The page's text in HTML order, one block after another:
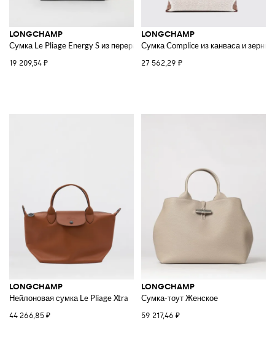
LONGCHAMP
Сумка Le Pliage Energy S из переработанного нейлона и кожи
19 209,54 ₽
LONGCHAMP
Сумка Complice из канваса и
27 562,29 ₽
LONGCHAMP
Нейлоновая сумка Le Pliage Xtra
44 266,85 ₽
LONGCHAMP
Сумка-тоут Женское
59 217,46 ₽